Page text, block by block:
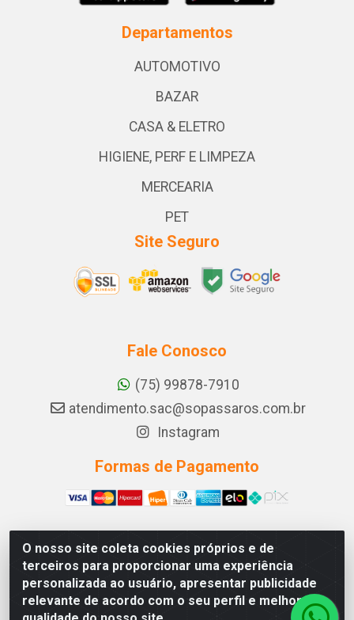
O nosso site coleta cookies próprios e de
terceiros para proporcionar uma experiência
personalizada ao usuário, apresentar publicidade
relevante de acordo com o seu perfil e melhorar a
Departamentos
AUTOMOTIVO
BAZAR
CASA & ELETRO
HIGIENE, PERF E LIMPEZA
MERCEARIA
PET
Site Seguro
Fale Conosco
(75) 99878-7910
atendimento.sac@sopassaros.com.br
Instagram
Formas de Pagamento
A PINA DOS SANTOS DELEZZOTTE LTDA - RODOVIA BA
233, 27 - ZONA RURAL, ITABERABA/BA - CEP 46.880-
000 - CNPJ 30.578.948/0001-90